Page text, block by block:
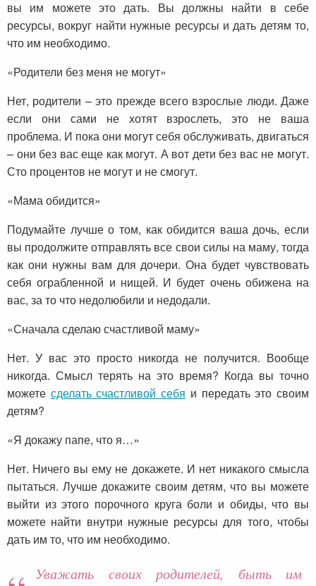
вы им можете это дать. Вы должны найти в себе
ресурсы, вокруг найти нужные ресурсы и дать детям то,
что им необходимо.
«Родители без меня не могут»
Нет, родители – это прежде всего взрослые люди. Даже
если они сами не хотят взрослеть, это не ваша
проблема. И пока они могут себя обслуживать, двигаться
– они без вас еще как могут. А вот дети без вас не могут.
Сто процентов не могут и не смогут.
«Мама обидится»
Подумайте лучше о том, как обидится ваша дочь, если
вы продолжите отправлять все свои силы на маму, тогда
как они нужны вам для дочери. Она будет чувствовать
себя ограбленной и нищей. И будет очень обижена на
вас, за то что недолюбили и недодали.
«Сначала сделаю счастливой маму»
Нет. У вас это просто никогда не получится. Вообще
никогда. Смысл терять на это время? Когда вы точно
можете сделать счастливой себя и передать это своим
детям?
«Я докажу папе, что я…»
Нет. Ничего вы ему не докажете. И нет никакого смысла
пытаться. Лучше докажите своим детям, что вы можете
выйти из этого порочного круга боли и обиды, что вы
можете найти внутри нужные ресурсы для того, чтобы
дать им то, что им необходимо.
Уважать своих родителей, быть им